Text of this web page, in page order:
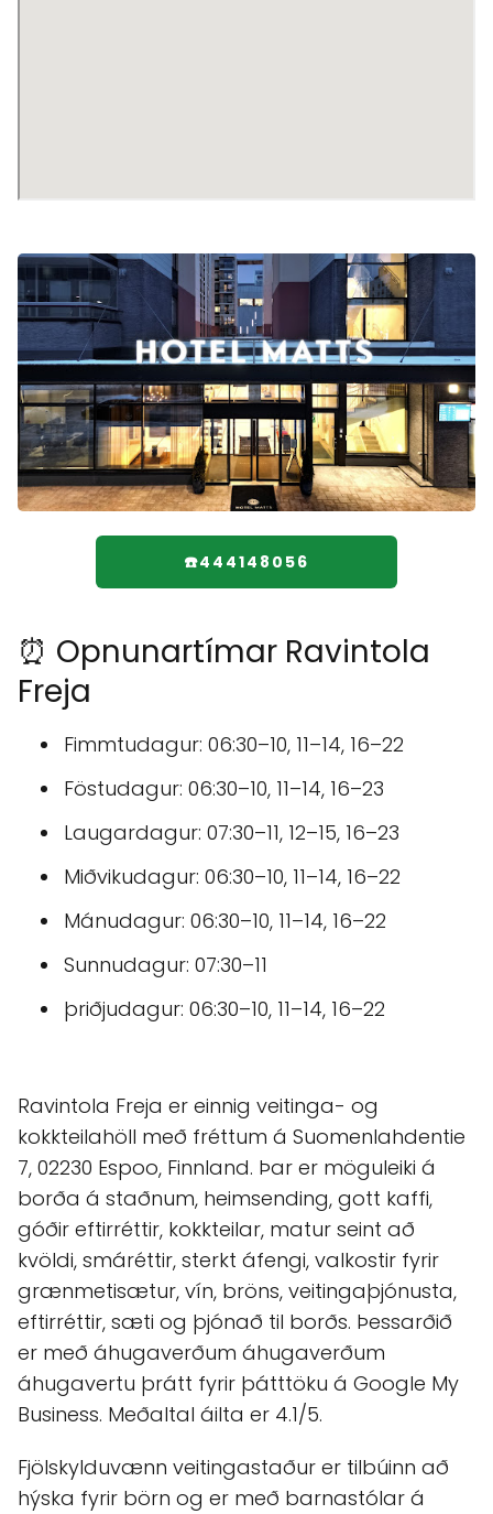
☎️444148056
⏰ Opnunartímar Ravintola
Freja
Fimmtudagur: 06:30–10, 11–14, 16–22
Föstudagur: 06:30–10, 11–14, 16–23
Laugardagur: 07:30–11, 12–15, 16–23
Miðvikudagur: 06:30–10, 11–14, 16–22
Mánudagur: 06:30–10, 11–14, 16–22
Sunnudagur: 07:30–11
þriðjudagur: 06:30–10, 11–14, 16–22
Ravintola Freja er einnig veitinga- og
kokkteilahöll með fréttum á Suomenlahdentie
7, 02230 Espoo, Finnland. Þar er möguleiki á
borða á staðnum, heimsending, gott kaffi,
góðir eftirréttir, kokkteilar, matur seint að
kvöldi, smáréttir, sterkt áfengi, valkostir fyrir
grænmetisætur, vín, bröns, veitingaþjónusta,
eftirréttir, sæti og þjónað til borðs. Þessarðið
er með áhugaverðum áhugaverðum
áhugavertu þrátt fyrir þátttöku á Google My
Business. Meðaltal áilta er 4.1/5.
Fjölskylduvænn veitingastaður er tilbúinn að
hýska fyrir börn og er með barnastólar á